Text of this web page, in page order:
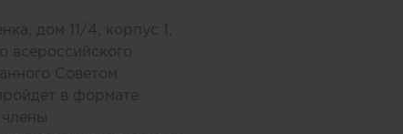
дом 11/4, корпус 1,
всероссийского
Советом
в формате